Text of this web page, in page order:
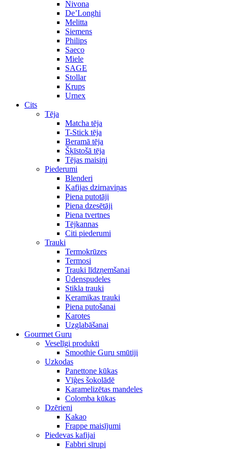
Nivona
De’Longhi
Melitta
Siemens
Philips
Saeco
Miele
SAGE
Stollar
Krups
Urnex
Cits
Tēja
Matcha tēja
T-Stick tēja
Beramā tēja
Šķīstošā tēja
Tējas maisiņi
Piederumi
Blenderi
Kafijas dzirnaviņas
Piena putotāji
Piena dzesētāji
Piena tvertnes
Tējkannas
Citi piederumi
Trauki
Termokrūzes
Termosi
Trauki līdzņemšanai
Ūdenspudeles
Stikla trauki
Keramikas trauki
Piena putošanai
Karotes
Uzglabāšanai
Gourmet Guru
Veselīgi produkti
Smoothie Guru smūtiji
Uzkodas
Panettone kūkas
Vīģes šokolādē
Karamelizētas mandeles
Colomba kūkas
Dzērieni
Kakao
Frappe maisījumi
Piedevas kafijai
Fabbri sīrupi